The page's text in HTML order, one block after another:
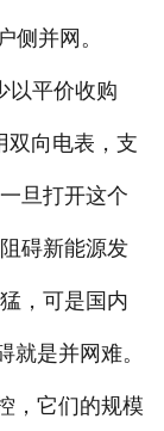
并网。
平价收购
向电表，支
旦打开这个
碍新能源发
，可是国内
就是并网难。
，它们的规模